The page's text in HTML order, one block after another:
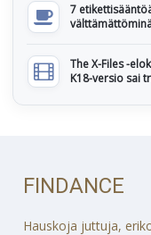
7
The X-Files -
K18-versio sai
FINDANCE
Hauskoja juttuja,